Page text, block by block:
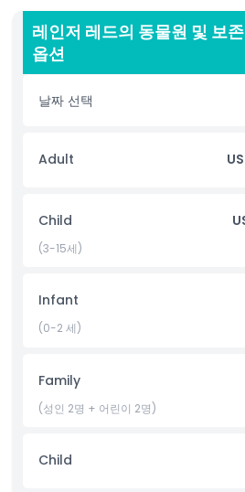
이 인터랙티브 동물원은 직접 체험하는
단체 및 동물 애호가에게 완벽합니다. 레
물 보존과 교육에 집중하여 방문객들이
그 보호의 중요성에 대해 배울 수 있도록
에게나 퍼스에서 이상적인 하루를 제공합
하이라이트
포함 사항
포함되지 않는 사항
적합하지 않은 대상
레인저 레드의 동물원 및 보
옵션
날짜 선택
Adult
Child
(3-15세)
Infant
(0-2 세)
Family
(성인 2명 + 어린이 2명)
Child